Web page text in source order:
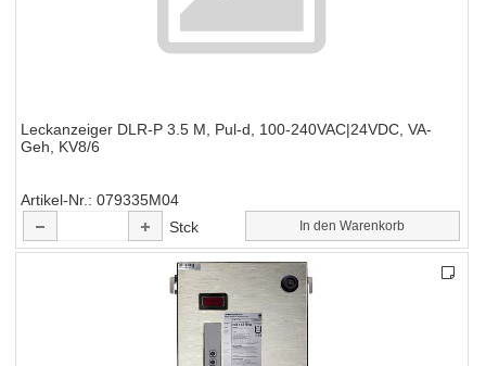
Leckanzeiger DLR-P 3.5 M, Pul-d, 100-240VAC|24VDC, VA-
Geh, KV8/6
Artikel-Nr.
079335M04
Stck
In den Warenkorb